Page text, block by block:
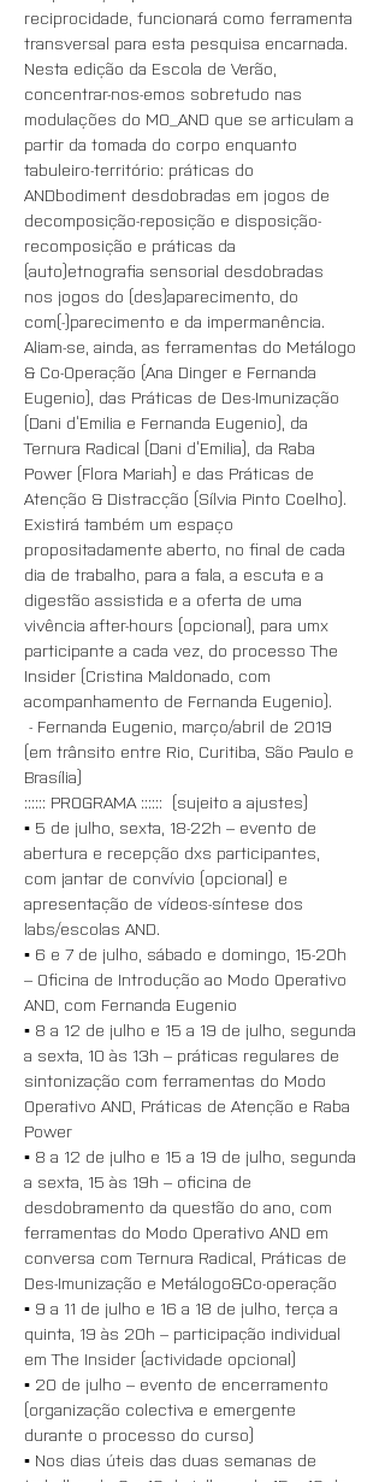
reciprocidade, funcionará como ferramenta
transversal para esta pesquisa encarnada.
Nesta edição da Escola de Verão,
concentrar-nos-emos sobretudo nas
modulações do MO_AND que se articulam a
partir da tomada do corpo enquanto
tabuleiro-território: práticas do
ANDbodiment desdobradas em jogos de
decomposição-reposição e disposição-
recomposição e práticas da
(auto)etnografia sensorial desdobradas
nos jogos do (des)aparecimento, do
com(-)parecimento e da impermanência.
Aliam-se, ainda, as ferramentas do Metálogo
& Co-Operação (Ana Dinger e Fernanda
Eugenio), das Práticas de Des-Imunização
(Dani d’Emilia e Fernanda Eugenio), da
Ternura Radical (Dani d’Emilia), da Raba
Power (Flora Mariah) e das Práticas de
Atenção & Distracção (Sílvia Pinto Coelho).
Existirá também um espaço
propositadamente aberto, no final de cada
dia de trabalho, para a fala, a escuta e a
digestão assistida e a oferta de uma
vivência after-hours (opcional), para umx
participante a cada vez, do processo The
Insider (Cristina Maldonado, com
acompanhamento de Fernanda Eugenio).
- Fernanda Eugenio, março/abril de 2019
(em trânsito entre Rio, Curitiba, São Paulo e
Brasília)
:::::: PROGRAMA ::::::  (sujeito a ajustes)
▪️ 5 de julho, sexta, 18-22h – evento de
abertura e recepção dxs participantes,
com jantar de convívio (opcional) e
apresentação de vídeos-síntese dos
labs/escolas AND.
▪️ 6 e 7 de julho, sábado e domingo, 15-20h
– Oficina de Introdução ao Modo Operativo
AND, com Fernanda Eugenio
▪️ 8 a 12 de julho e 15 a 19 de julho, segunda
a sexta, 10 às 13h – práticas regulares de
sintonização com ferramentas do Modo
Operativo AND, Práticas de Atenção e Raba
Power
▪️ 8 a 12 de julho e 15 a 19 de julho, segunda
a sexta, 15 às 19h – oficina de
desdobramento da questão do ano, com
ferramentas do Modo Operativo AND em
conversa com Ternura Radical, Práticas de
Des-Imunização e Metálogo&Co-operação
▪️ 9 a 11 de julho e 16 a 18 de julho, terça a
quinta, 19 às 20h – participação individual
em The Insider (actividade opcional)
▪️ 20 de julho – evento de encerramento
(organização colectiva e emergente
durante o processo do curso)
▪️ Nos dias úteis das duas semanas de